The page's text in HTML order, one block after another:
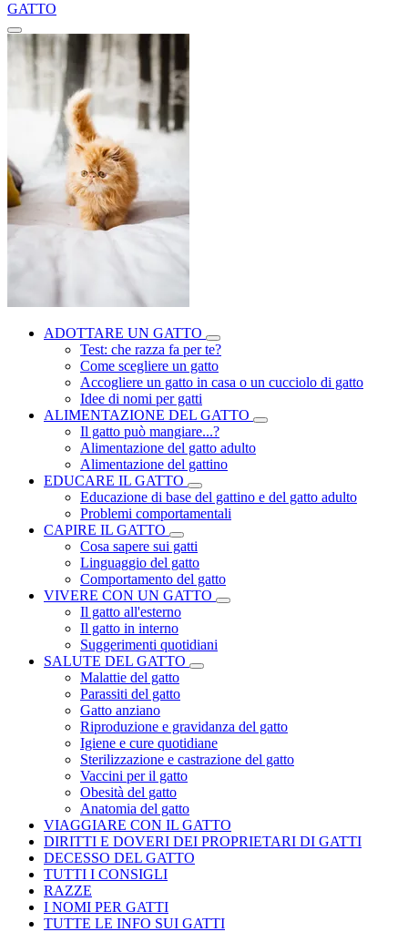
GATTO
ADOTTARE UN GATTO
Test: che razza fa per te?
Come scegliere un gatto
Accogliere un gatto in casa o un cucciolo di gatto
Idee di nomi per gatti
ALIMENTAZIONE DEL GATTO
Il gatto può mangiare...?
Alimentazione del gatto adulto
Alimentazione del gattino
EDUCARE IL GATTO
Educazione di base del gattino e del gatto adulto
Problemi comportamentali
CAPIRE IL GATTO
Cosa sapere sui gatti
Linguaggio del gatto
Comportamento del gatto
VIVERE CON UN GATTO
Il gatto all'esterno
Il gatto in interno
Suggerimenti quotidiani
SALUTE DEL GATTO
Malattie del gatto
Parassiti del gatto
Gatto anziano
Riproduzione e gravidanza del gatto
Igiene e cure quotidiane
Sterilizzazione e castrazione del gatto
Vaccini per il gatto
Obesità del gatto
Anatomia del gatto
VIAGGIARE CON IL GATTO
DIRITTI E DOVERI DEI PROPRIETARI DI GATTI
DECESSO DEL GATTO
TUTTI I CONSIGLI
RAZZE
I NOMI PER GATTI
TUTTE LE INFO SUI GATTI